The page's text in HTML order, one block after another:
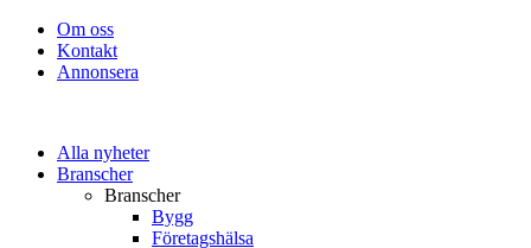
Om oss
Kontakt
Annonsera
Alla nyheter
Branscher
Branscher
Bygg
Företagshälsa